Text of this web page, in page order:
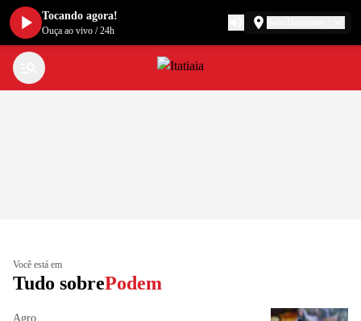
Você está em
Tudo sobrePodem
Agro
Tocando agora!
Ouça ao vivo /24h